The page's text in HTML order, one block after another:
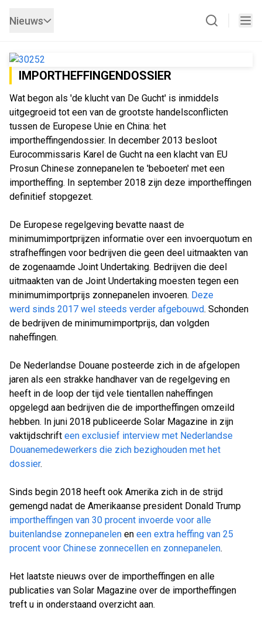
Nieuws
IMPORTHEFFINGENDOSSIER
Wat begon als 'de klucht van De Gucht' is inmiddels
uitgegroeid tot een van de grootste handelsconflicten
tussen de Europese Unie en China: het
importheffingendossier. In december 2013 besloot
Eurocommissaris Karel de Gucht na een klacht van EU
Prosun Chinese zonnepanelen te 'beboeten' met een
importheffing. In september 2018 zijn deze importheffingen
definitief stopgezet.
De Europese regelgeving bevatte naast de
minimumimportprijzen informatie over een invoerquotum en
strafheffingen voor bedrijven die geen deel uitmaakten van
de zogenaamde Joint Undertaking. Bedrijven die deel
uitmaakten van de Joint Undertaking moesten tegen een
minimumimportprijs zonnepanelen invoeren. Deze
werd sinds 2017 wel steeds verder afgebouwd. Schonden
de bedrijven de minimumimportprijs, dan volgden
naheffingen.
De Nederlandse Douane posteerde zich in de afgelopen
jaren als een strakke handhaver van de regelgeving en
heeft in de loop der tijd vele tientallen naheffingen
opgelegd aan bedrijven die de importheffingen omzeild
hebben. In juni 2018 publiceerde Solar Magazine in zijn
vaktijdschrift een exclusief interview met Nederlandse
Douanemedewerkers die zich bezighouden met het
dossier.
Sinds begin 2018 heeft ook Amerika zich in de strijd
gemengd nadat de Amerikaanse president Donald Trump
importheffingen van 30 procent invoerde voor alle
buitenlandse zonnepanelen en een extra heffing van 25
procent voor Chinese zonnecellen en zonnepanelen.
Het laatste nieuws over de importheffingen en alle
publicaties van Solar Magazine over de importheffingen
treft u in onderstaand overzicht aan.